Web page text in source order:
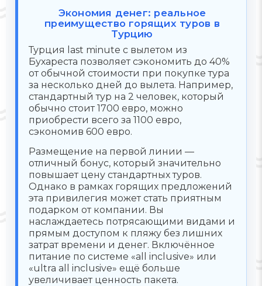
Экономия денег: реальное
преимущество горящих туров в
Турцию
Турция last minute с вылетом из
Бухареста позволяет сэкономить до 40%
от обычной стоимости при покупке тура
за несколько дней до вылета. Например,
стандартный тур на 2 человек, который
обычно стоит 1700 евро, можно
приобрести всего за 1100 евро,
сэкономив 600 евро.
Размещение на первой линии —
отличный бонус, который значительно
повышает цену стандартных туров.
Однако в рамках горящих предложений
эта привилегия может стать приятным
подарком от компании. Вы
наслаждаетесь потрясающими видами и
прямым доступом к пляжу без лишних
затрат времени и денег. Включённое
питание по системе «all inclusive» или
«ultra all inclusive» ещё больше
увеличивает ценность пакета.